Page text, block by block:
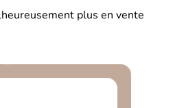
plus en vente